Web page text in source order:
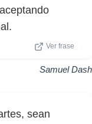
Ver frase
Samuel Dash
sean